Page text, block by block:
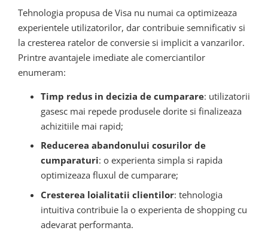
Tehnologia propusa de Visa nu numai ca optimizeaza
experientele utilizatorilor, dar contribuie semnificativ si
la cresterea ratelor de conversie si implicit a vanzarilor.
Printre avantajele imediate ale comerciantilor
enumeram:
Timp redus in decizia de cumparare: utilizatorii
gasesc mai repede produsele dorite si finalizeaza
achizitiile mai rapid;
Reducerea abandonului cosurilor de
cumparaturi: o experienta simpla si rapida
optimizeaza fluxul de cumparare;
Cresterea loialitatii clientilor: tehnologia
intuitiva contribuie la o experienta de shopping cu
adevarat performanta.